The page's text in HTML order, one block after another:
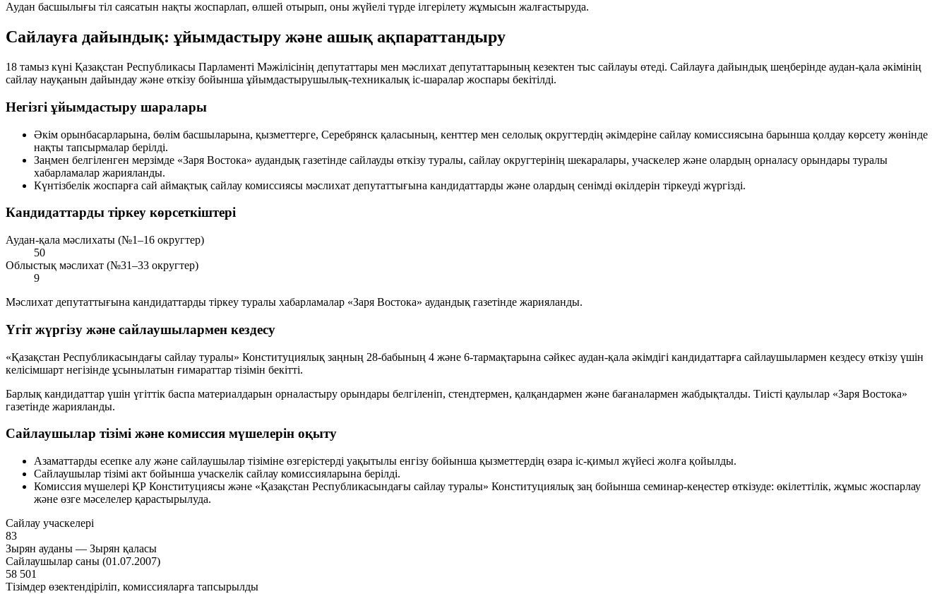
Аудан басшылығы тіл саясатын нақты жоспарлап, өлшей отырып, оны жүйелі түрде ілгерілету жұмысын жалғастыруда.
Сайлауға дайындық: ұйымдастыру және ашық ақпараттандыру
18 тамыз күні Қазақстан Республикасы Парламенті Мәжілісінің депутаттары мен мәслихат депутаттарының кезектен тыс сайлауы өтеді. Сайлауға дайындық шеңберінде аудан-қала әкімінің
сайлау науқанын дайындау және өткізу бойынша ұйымдастырушылық-техникалық іс-шаралар жоспары бекітілді.
Негізгі ұйымдастыру шаралары
Әкім орынбасарларына, бөлім басшыларына, қызметтерге, Серебрянск қаласының, кенттер мен селолық округтердің әкімдеріне сайлау комиссиясына барынша қолдау көрсету жөнінде
нақты тапсырмалар берілді.
Заңмен белгіленген мерзімде «Заря Востока» аудандық газетінде сайлауды өткізу туралы, сайлау округтерінің шекаралары, учаскелер және олардың орналасу орындары туралы
хабарламалар жарияланды.
Күнтізбелік жоспарға сай аймақтық сайлау комиссиясы мәслихат депутаттығына кандидаттарды және олардың сенімді өкілдерін тіркеуді жүргізді.
Кандидаттарды тіркеу көрсеткіштері
Аудан-қала мәслихаты (№1–16 округтер)
50
Облыстық мәслихат (№31–33 округтер)
9
Мәслихат депутаттығына кандидаттарды тіркеу туралы хабарламалар «Заря Востока» аудандық газетінде жарияланды.
Үгіт жүргізу және сайлаушылармен кездесу
«Қазақстан Республикасындағы сайлау туралы» Конституциялық заңның 28-бабының 4 және 6-тармақтарына сәйкес аудан-қала әкімдігі кандидаттарға сайлаушылармен кездесу өткізу үшін
келісімшарт негізінде ұсынылатын ғимараттар тізімін бекітті.
Барлық кандидаттар үшін үгіттік баспа материалдарын орналастыру орындары белгіленіп, стендтермен, қалқандармен және бағаналармен жабдықталды. Тиісті қаулылар «Заря Востока»
газетінде жарияланды.
Сайлаушылар тізімі және комиссия мүшелерін оқыту
Азаматтарды есепке алу және сайлаушылар тізіміне өзгерістерді уақытылы енгізу бойынша қызметтердің өзара іс-қимыл жүйесі жолға қойылды.
Сайлаушылар тізімі акт бойынша учаскелік сайлау комиссияларына берілді.
Комиссия мүшелері ҚР Конституциясы және «Қазақстан Республикасындағы сайлау туралы» Конституциялық заң бойынша семинар-кеңестер өткізуде: өкілеттілік, жұмыс жоспарлау
және өзге мәселелер қарастырылуда.
Сайлау учаскелері
83
Зырян ауданы — Зырян қаласы
Сайлаушылар саны (01.07.2007)
58 501
Тізімдер өзектендіріліп, комиссияларға тапсырылды